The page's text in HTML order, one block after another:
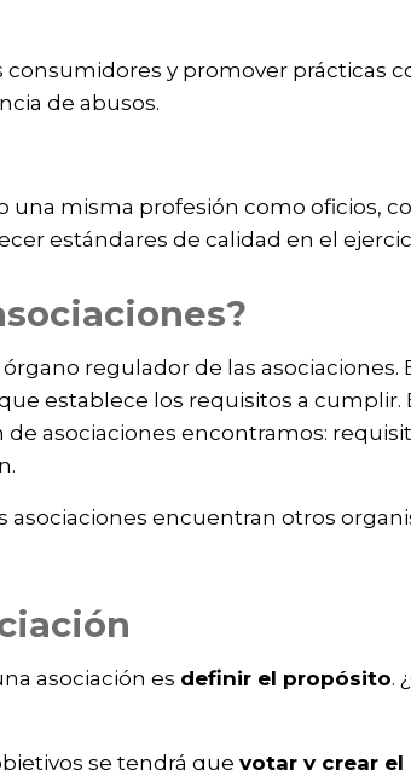
y promover prácticas
de abusos.
misma profesión como oficios,
estándares de calidad en el
regulador de las
establece los requisitos a
asociaciones encontramos:
asociaciones encuentran otros
asociación es definir el propósito.
se tendrá que votar y crear